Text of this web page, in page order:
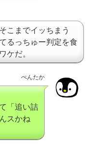
こまでイッちまう
るっちゅー判定を食
ケだ。
ぺんたか
「追い詰
スかね